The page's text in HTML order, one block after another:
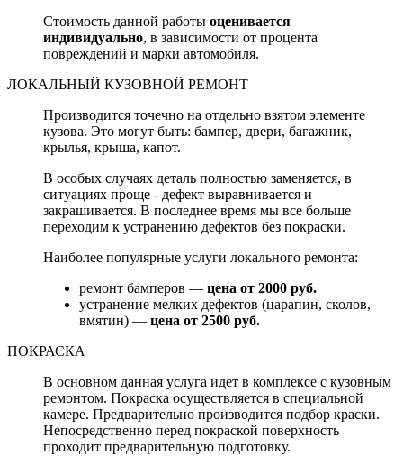
Стоимость данной работы оценивается
индивидуально, в зависимости от процента
повреждений и марки автомобиля.
ЛОКАЛЬНЫЙ КУЗОВНОЙ РЕМОНТ
Производится точечно на отдельно взятом элементе
кузова. Это могут быть: бампер, двери, багажник,
крылья, крыша, капот.
В особых случаях деталь полностью заменяется, в
ситуациях проще - дефект выравнивается и
закрашивается. В последнее время мы все больше
переходим к устранению дефектов без покраски.
Наиболее популярные услуги локального ремонта:
ремонт бамперов — цена от 2000 руб.
устранение мелких дефектов (царапин, сколов,
вмятин) — цена от 2500 руб.
ПОКРАСКА
В основном данная услуга идет в комплексе с кузовным
ремонтом. Покраска осуществляется в специальной
камере. Предварительно производится подбор краски.
Непосредственно перед покраской поверхность
проходит предварительную подготовку.